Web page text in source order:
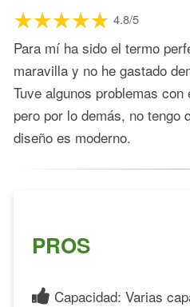
4.8/5
Para mí ha sido el termo
maravilla y no he gastado
Tuve algunos problemas
pero por lo demás, no tengo
diseño es moderno.
PROS
Capacidad: Varias